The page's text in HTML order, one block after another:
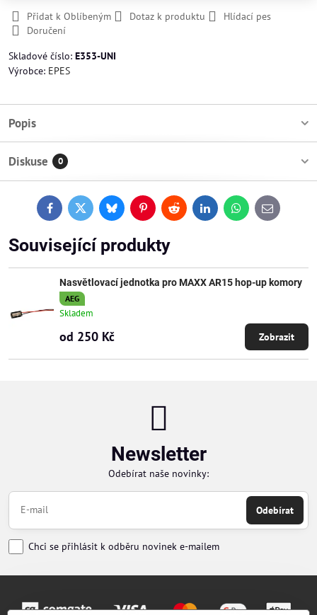
Přidat k Oblíbeným Dotaz k produktu
Hlídací pes
Doručení
Skladové číslo: E353-UNI
Výrobce: EPES
Popis
Diskuse 0
FacebookTwitterBlueskyPinterestReddit LinkedInWhatsApp
E-
mail
Související produkty
Nasvětlovací jednotka pro MAXX AR15 hop-up komory
AEG
Skladem
od 250 Kč Zobrazit
Newsletter
Odebírat naše novinky:
Odebírat
Chci se přihlásit k odběru novinek e-mailem